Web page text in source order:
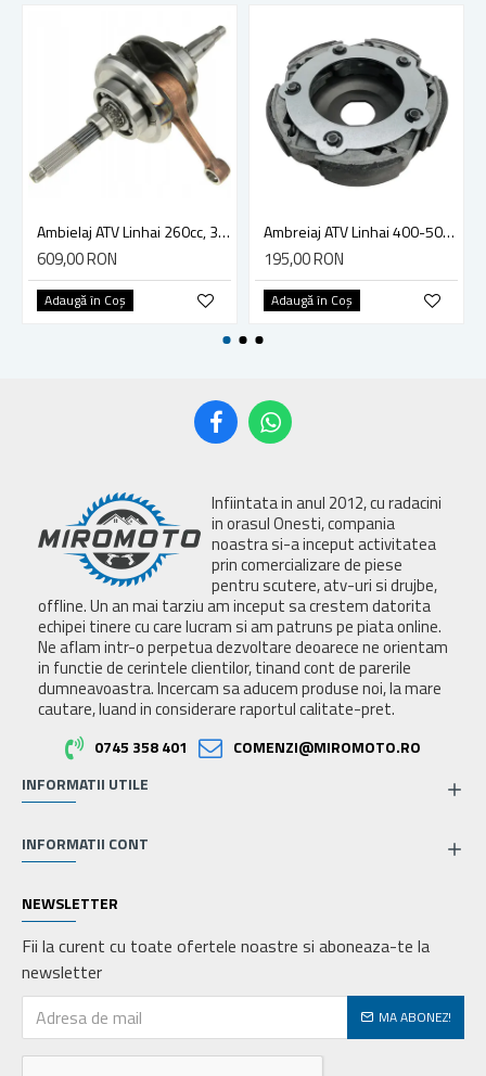
Ambielaj ATV Linhai 260cc, 300cc
609,00 RON
Adaugă în Coş
Ambreiaj ATV Linhai 400-500cc, diametru 160 mm
195,00 RON
Adaugă în Coş
Infiintata in anul 2012, cu radacini
in orasul Onesti, compania
noastra si-a inceput activitatea
prin comercializare de piese
pentru scutere, atv-uri si drujbe,
offline. Un an mai tarziu am inceput sa crestem datorita
echipei tinere cu care lucram si am patruns pe piata online.
Ne aflam intr-o perpetua dezvoltare deoarece ne orientam
in functie de cerintele clientilor, tinand cont de parerile
dumneavoastra. Incercam sa aducem produse noi, la mare
cautare, luand in considerare raportul calitate-pret.
0745 358 401
COMENZI@MIROMOTO.RO
INFORMATII UTILE
INFORMATII CONT
NEWSLETTER
Fii la curent cu toate ofertele noastre si aboneaza-te la
newsletter
MA ABONEZ!